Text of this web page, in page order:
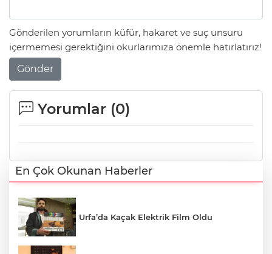
Gönderilen yorumların küfür, hakaret ve suç unsuru
içermemesi gerektiğini okurlarımıza önemle hatırlatırız!
Gönder
Yorumlar (0)
En Çok Okunan Haberler
Urfa’da Kaçak Elektrik Film Oldu